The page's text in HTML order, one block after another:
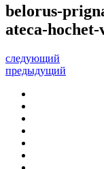
belorus-
ateca-
следующий
предыдущий